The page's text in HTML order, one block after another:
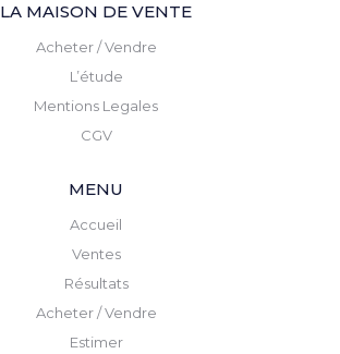
LA MAISON DE VENTE
Acheter / Vendre
L’étude
Mentions Legales
CGV
MENU
Accueil
Ventes
Résultats
Acheter / Vendre
Estimer